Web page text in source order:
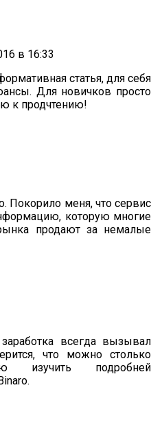
в 16:33
статья, для себя
Для новичков просто
к продчтению!
Покорило меня, что сервис
которую многие
продают за немалые
всегда вызывал
что можно столько
изучить подробней